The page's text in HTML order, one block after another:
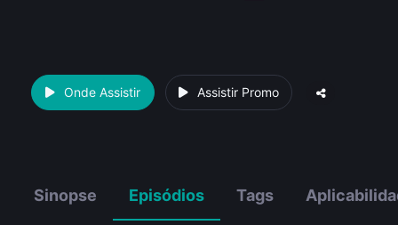
Onde Assistir Assistir Promo
Sinopse Episódios Tags